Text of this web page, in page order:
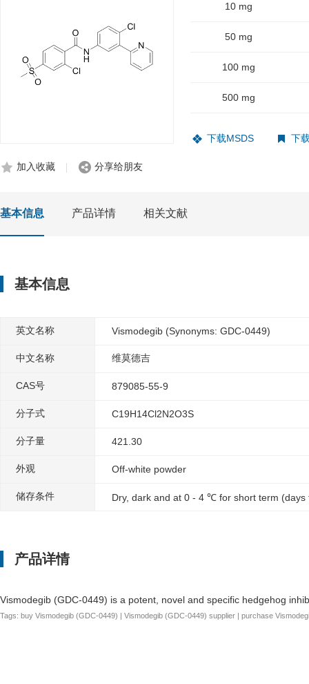
加入收藏 分享给朋友
10 mg
50 mg
100 mg
500 mg
下载MSDS 下
基本信息 产品详情 相关文献
基本信息
英文名称 Vismodegib (Synonyms: GDC-0449)
中文名称 维莫德吉
CAS号 879085-55-9
分子式 C19H14Cl2N2O3S
分子量 421.30
外观 Off-white powder
储存条件 Dry, dark and at 0 - 4 ℃ for short term
产品详情
Vismodegib (GDC-0449) is a potent, novel and specific hedgehog
Tags: buy Vismodegib (GDC-0449) | Vismodegib (GDC-0449) supplier | purchase